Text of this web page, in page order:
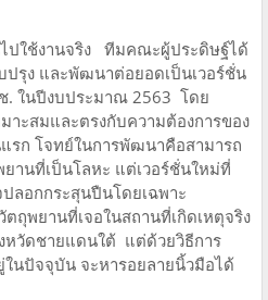
ปใช้งานจริง ทีมคณะผู้ประดิษฐ์ได้
รุง และพัฒนาต่อยอดเป็นเวอร์ชั่น
. ในปีงบประมาณ 2563 โดย
าะสมและตรงกับความต้องการของ
รก โจทย์ในการพัฒนาคือสามารถ
านที่เป็นโลหะ แต่เวอร์ชั่นใหม่ที่
ลอกกระสุนปืนโดยเฉพาะ
ถุพยานที่เจอในสถานที่เกิดเหตุจริง
หวัดชายแดนใต้ แต่ด้วยวิธีการ
นปัจจุบัน จะหารอยลายนิ้วมือได้